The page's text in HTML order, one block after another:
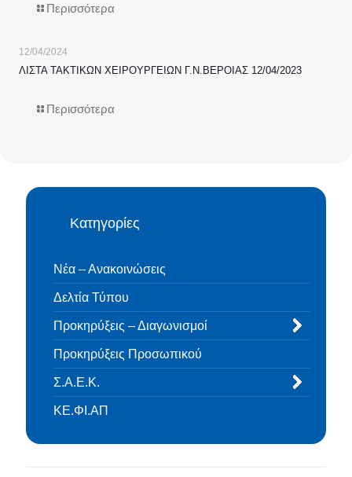
Περισσότερα
12/04/2024
ΛΙΣΤΑ ΤΑΚΤΙΚΩΝ ΧΕΙΡΟΥΡΓΕΙΩΝ Γ.Ν.ΒΕΡΟΙΑΣ 12/04/2023
Περισσότερα
Κατηγορίες
Νέα – Ανακοινώσεις
Δελτία Τύπου
Προκηρύξεις – Διαγωνισμοί
Προκηρύξεις Προσωπικού
Σ.Α.Ε.Κ.
ΚΕ.ΦΙ.ΑΠ